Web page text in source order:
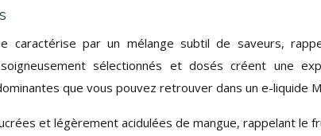
caractérise par un mélange subtil de saveurs,
sélectionnés et dosés créent une
que vous pouvez retrouver dans un e-liquide
et légèrement acidulées de mangue, rappelant le